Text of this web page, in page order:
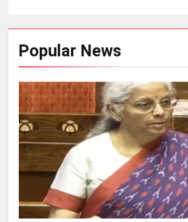
Popular News